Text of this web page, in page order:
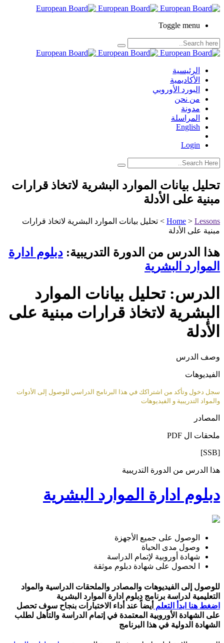
Toggle menu
الرئيسية
الأكاديمية
البورد الأوروبي
من نحن
مدونة
المراسلة
English
Login
تحليل بيانات الموارد البشرية لاتخاذ قرارات
مبنية على الأدلة
Home > Lessons
> تحليل بيانات الموارد البشرية لاتخاذ قرارات
مبنية على الأدلة
هذا الدرس من الدورة التدريبية: دبلوم ادارة
الموارد البشرية
الدرس: تحليل بيانات الموارد
البشرية لاتخاذ قرارات مبنية على
الأدلة
وصف الدرس
الفيديوهات
سجل دخول وتأكد من اشتراكك في هذا البرنامج الدراسي للوصول إلى الأدوات
والمواد التدريبية و الفيديوهات
المصادر
ملحقات ال PDF
[SSB]
هذا الدرس من الدورة التدريبية
دبلوم ادارة الموارد البشرية
الوصول على جميع الأجهزة
وصول مدى الحياة
شهادة أوروبية لإتمام الدراسة
ا لحصول على شهادة دبلوم موثقة
للوصول إلى الفيديوهات والمصادر والملحقات الدراسية والمواد
التعليمية لدراسة برنامج دبلوم ادارة الموارد البشرية
اضغط هنا ابدأ التعلم أيضاً عند أداء الاختبارات بنجاح سوف تحصل
على الشهادة الأوروبية المعتمدة في إتمام الدراسة والتأهل لطلب
الشهادة الدولية في هذا البرنامج